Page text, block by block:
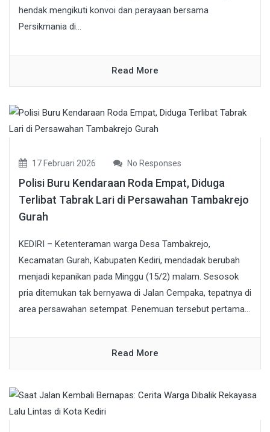
hendak mengikuti konvoi dan perayaan bersama
Persikmania di...
Read More
17 Februari 2026 No Responses
Polisi Buru Kendaraan Roda Empat, Diduga
Terlibat Tabrak Lari di Persawahan Tambakrejo
Gurah
KEDIRI – Ketenteraman warga Desa Tambakrejo,
Kecamatan Gurah, Kabupaten Kediri, mendadak berubah
menjadi kepanikan pada Minggu (15/2) malam. Sesosok
pria ditemukan tak bernyawa di Jalan Cempaka, tepatnya di
area persawahan setempat. Penemuan tersebut pertama...
Read More